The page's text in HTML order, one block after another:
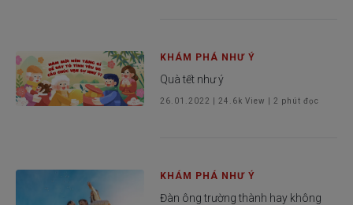
KHÁM PHÁ NHƯ Ý
Quà tết như ý
26.01.2022 24.6k View | 2 phút đọc
KHÁM PHÁ NHƯ Ý
Đàn ông trường thành hay không